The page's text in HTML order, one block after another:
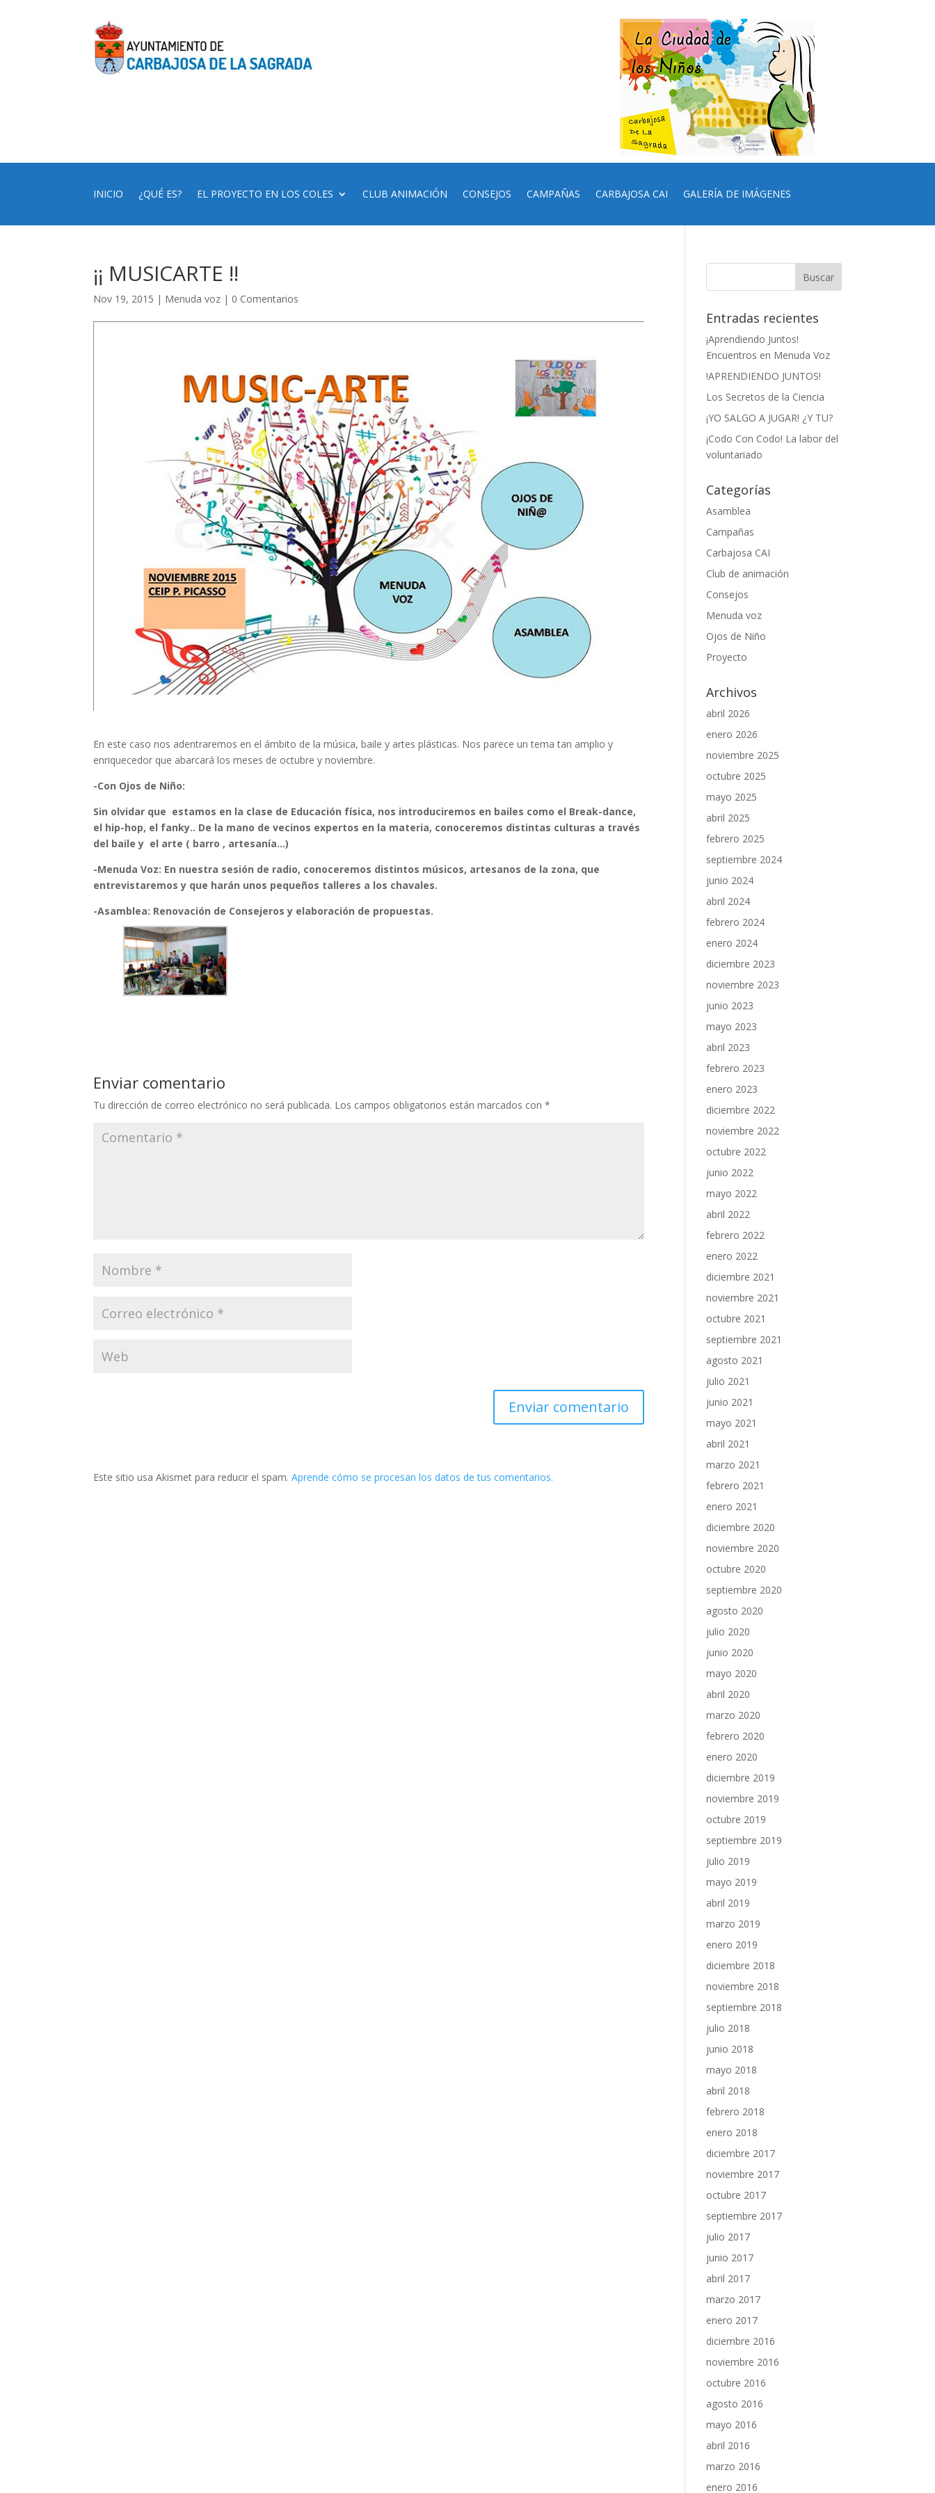
INICIO ¿QUÉ ES? EL PROYECTO EN LOS COLES CLUB ANIMACIÓN CONSEJOS CAMPAÑAS CARBAJOSA CAI GALERÍA DE IMÁGENES
¡¡ MUSICARTE !!
Nov 19, 2015 | Menuda voz | 0 Comentarios
En este caso nos adentraremos en el ámbito de la música, baile y artes plásticas. Nos parece un tema tan amplio y
enriquecedor que abarcará los meses de octubre y noviembre.
-Con Ojos de Niño:
Sin olvidar que estamos en la clase de Educación física, nos introduciremos en bailes como el Break-dance,
el hip-hop, el fanky.. De la mano de vecinos expertos en la materia, conoceremos distintas culturas a través
del baile y el arte ( barro , artesanía…)
-Menuda Voz: En nuestra sesión de radio, conoceremos distintos músicos, artesanos de la zona, que
entrevistaremos y que harán unos pequeños talleres a los chavales.
-Asamblea: Renovación de Consejeros y elaboración de propuestas.
Enviar comentario
Tu dirección de correo electrónico no será publicada. Los campos obligatorios están marcados con*
Este sitio usa Akismet para reducir el spam.Aprende cómo se procesan los datos de tus comentarios.
Entradas recientes
¡Aprendiendo Juntos!
Encuentros en Menuda Voz
!APRENDIENDO JUNTOS!
Los Secretos de la Ciencia
¡YO SALGO A JUGAR! ¿Y TU?
¡Codo Con Codo! La labor del
voluntariado
Categorías
Asamblea
Campañas
Carbajosa CAI
Club de animación
Consejos
Menuda voz
Ojos de Niño
Proyecto
Archivos
abril 2026
enero 2026
noviembre 2025
octubre 2025
mayo 2025
abril 2025
febrero 2025
septiembre 2024
junio 2024
abril 2024
febrero 2024
enero 2024
diciembre 2023
noviembre 2023
junio 2023
mayo 2023
abril 2023
febrero 2023
enero 2023
diciembre 2022
noviembre 2022
octubre 2022
junio 2022
mayo 2022
abril 2022
febrero 2022
enero 2022
diciembre 2021
noviembre 2021
octubre 2021
septiembre 2021
agosto 2021
julio 2021
junio 2021
mayo 2021
abril 2021
marzo 2021
febrero 2021
enero 2021
diciembre 2020
noviembre 2020
octubre 2020
septiembre 2020
agosto 2020
julio 2020
junio 2020
mayo 2020
abril 2020
marzo 2020
febrero 2020
enero 2020
diciembre 2019
noviembre 2019
octubre 2019
septiembre 2019
julio 2019
mayo 2019
abril 2019
marzo 2019
enero 2019
diciembre 2018
noviembre 2018
septiembre 2018
julio 2018
junio 2018
mayo 2018
abril 2018
febrero 2018
enero 2018
diciembre 2017
noviembre 2017
octubre 2017
septiembre 2017
julio 2017
junio 2017
abril 2017
marzo 2017
enero 2017
diciembre 2016
noviembre 2016
octubre 2016
agosto 2016
mayo 2016
abril 2016
marzo 2016
enero 2016